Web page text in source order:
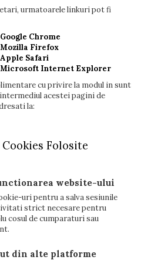
urmatoarele linkuri pot fi
Chrome
Firefox
Safari
Microsoft Internet Explorer
cu privire la modul in sunt
acestei pagini de
la:
Folosite
website-ului
uri pentru a salva sesiunile
strict necesare pentru
cosul de cumparaturi sau
din alte platforme